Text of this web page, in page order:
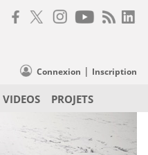
Connexion | Inscription
VIDEOS PROJETS